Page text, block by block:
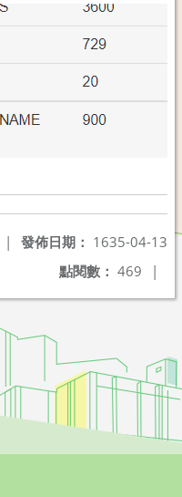
發佈日期： 1635-04-13
|
點閱數： 469 |